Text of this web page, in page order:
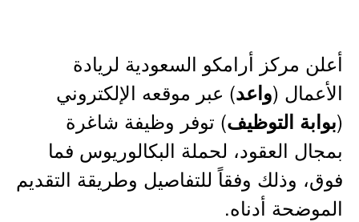
أعلن مركز أرامكو السعودية لريادة
الأعمال (واعد) عبر موقعه الإلكتروني
(بوابة التوظيف) توفر وظيفة شاغرة
بمجال العقود، لحملة البكالوريوس فما
فوق، وذلك وفقاً للتفاصيل وطريقة التقديم
الموضحة أدناه.